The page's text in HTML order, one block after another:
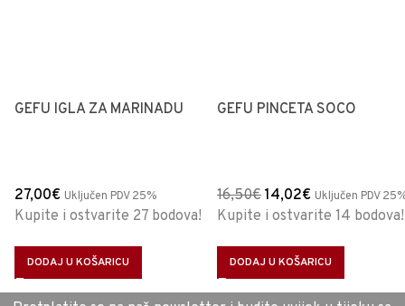
GEFU IGLA ZA MARINADU
27,00€ Uključen PDV 25%
Kupite i ostvarite 27 bodova!
DODAJ U KOŠARICU
GEFU PINCETA SOCO
16,50€ 14,02€ Uključen PDV
Kupite i ostvarite 14 bodova!
DODAJ U KOŠARICU